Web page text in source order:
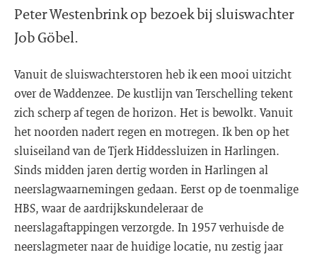
Peter Westenbrink op bezoek bij sluiswachter
Job Göbel.
Vanuit de sluiswachterstoren heb ik een mooi uitzicht
over de Waddenzee. De kustlijn van Terschelling tekent
zich scherp af tegen de horizon. Het is bewolkt. Vanuit
het noorden nadert regen en motregen. Ik ben op het
sluiseiland van de Tjerk Hiddessluizen in Harlingen.
Sinds midden jaren dertig worden in Harlingen al
neerslagwaarnemingen gedaan. Eerst op de toenmalige
HBS, waar de aardrijkskundeleraar de
neerslagaftappingen verzorgde. In 1957 verhuisde de
neerslagmeter naar de huidige locatie, nu zestig jaar